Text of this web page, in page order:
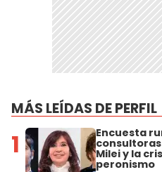
MÁS LEÍDAS DE PERFIL
1 Encuesta
Milei y la
peronismo